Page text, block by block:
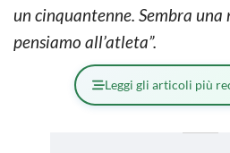
un cinquantenne. Sembra una
pensiamo all’atleta”.
Leggi gli articoli più